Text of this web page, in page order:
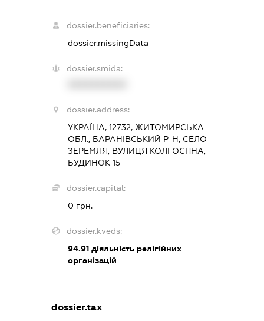
dossier.beneficiaries:
dossier.missingData
dossier.smida:
dossier.address:
УКРАЇНА, 12732, ЖИТОМИРСЬКА
ОБЛ., БАРАНІВСЬКИЙ Р-Н, СЕЛО
ЗЕРЕМЛЯ, ВУЛИЦЯ КОЛГОСПНА,
БУДИНОК 15
dossier.capital:
0 грн.
dossier.kveds:
94.91діяльність релігійних
організацій
dossier.tax